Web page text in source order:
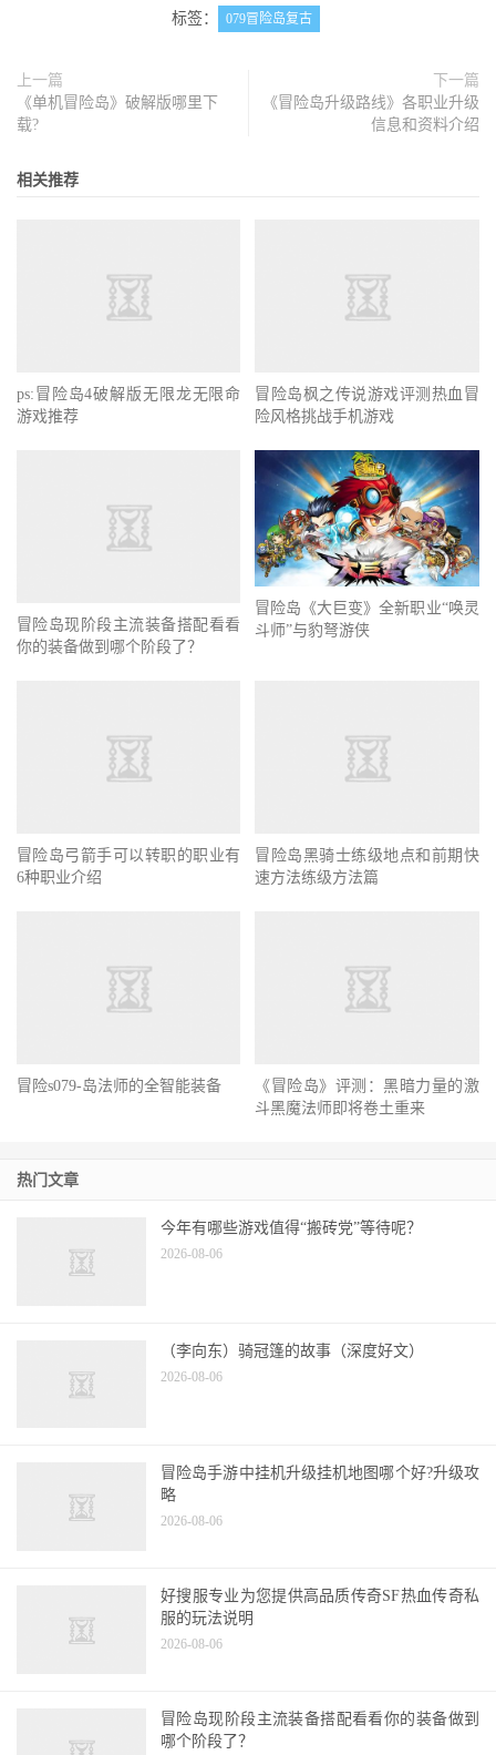
标签： 079冒险岛复古
上一篇
《单机冒险岛》破解版哪里下
载?
下一篇
《冒险岛升级路线》各职业升级
信息和资料介绍
相关推荐
游戏推荐
险风格挑战手机游戏
冒险岛《大巨变》全新职业“唤灵
斗师”与豹弩游侠
冒险岛弓箭手可以转职的职业有
2026-08-06
2026-08-06
2026-08-06